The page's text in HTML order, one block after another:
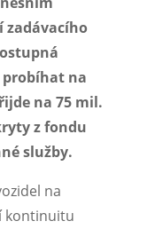
zadávacího
probíhat na
na 75 mil.
z fondu
služby.
na
kontinuitu